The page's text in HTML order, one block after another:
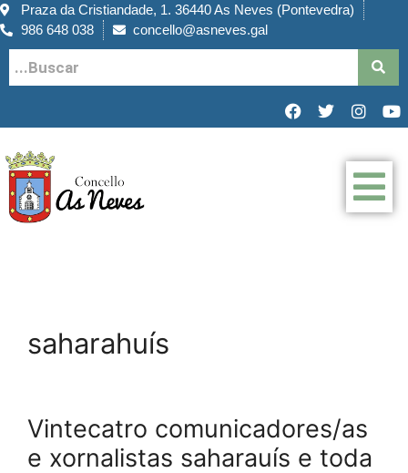
Praza da Cristiandade, 1. 36440 As Neves (Pontevedra)
986 648 038
concello@asneves.gal
saharahuís
Vintecatro comunicadores/as
e xornalistas saharauís e toda